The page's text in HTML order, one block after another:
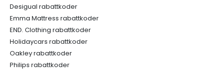
Desigual rabattkoder
Emma Mattress rabattkoder
END. Clothing rabattkoder
Holidaycars rabattkoder
Oakley rabattkoder
Philips rabattkoder